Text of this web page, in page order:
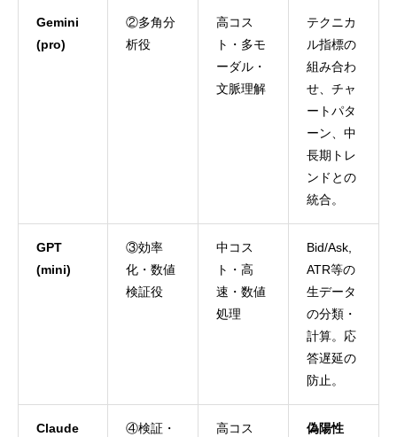
Gemini
(pro)
②多角分
析役
高コス
ト・多モ
ーダル・
文脈理解
テクニカ
ル指標の
組み合わ
せ、チャ
ートパタ
ーン、中
長期トレ
ンドとの
統合。
GPT
(mini)
③効率
化・数値
検証役
中コス
ト・高
速・数値
処理
Bid/Ask,
ATR等の
生データ
の分類・
計算。応
答遅延の
防止。
Claude
④検証・
高コス
偽陽性